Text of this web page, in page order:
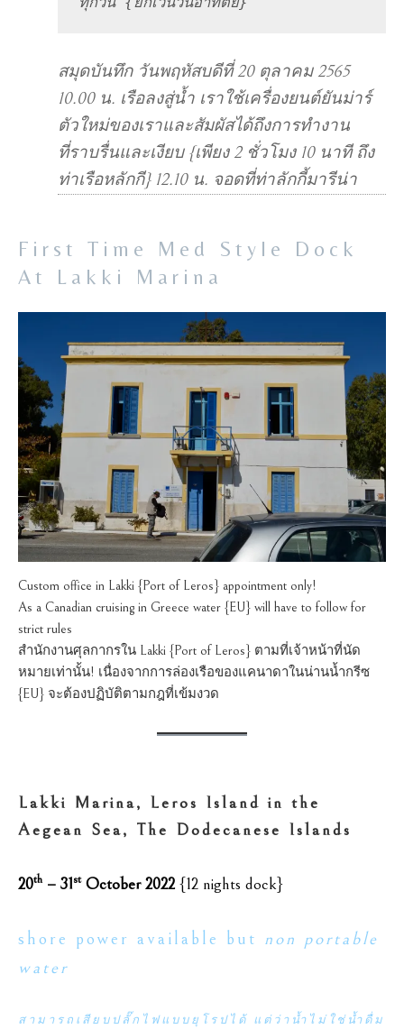
สมุดบันทึก วันพฤหัสบดีที่ 20 ตุลาคม 2565
10.00 น. เรือลงสู่น้ำ เราใช้เครื่องยนต์ยันม่าร์
ตัวใหม่ของเราและสัมผัสได้ถึงการทำงาน
ที่ราบรื่นและเงียบ {เพียง 2 ชั่วโมง 10 นาที ถึง
ท่าเรือหลักกี} 12.10 น. จอดที่ท่าลักกี้มารีน่า
First Time Med Style Dock
At Lakki Marina
Custom office in Lakki {Port of Leros} appointment only!
As a Canadian cruising in Greece water {EU} will have to follow for
strict rules
สำนักงานศุลกากรใน Lakki {Port of Leros} ตามที่เจ้าหน้าที่นัด
หมายเท่านั้น! เนื่องจากการล่องเรือของแคนาดาในน่านน้ำกรีซ
{EU} จะต้องปฏิบัติตามกฎที่เข้มงวด
Lakki Marina, Leros Island in the
Aegean Sea, The Dodecanese Islands
20th– 31stOctober 2022 {12 nights dock}
shore power available but non portable
water
สามารถเสียบปลั๊กไฟแบบยุโรปได้ แต่ว่าน้ำไม่ใช่น้ำดื่ม